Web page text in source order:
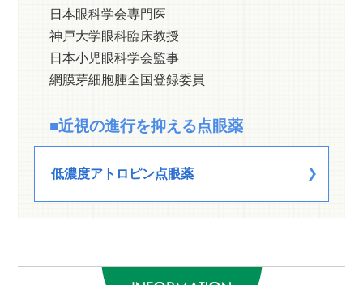
日本眼科学会専門医
神戸大学眼科臨床教授
日本小児眼科学会監事
網膜芽細胞腫全国登録委員
■近視の進行を抑える点眼薬
低濃度アトロピン点眼薬